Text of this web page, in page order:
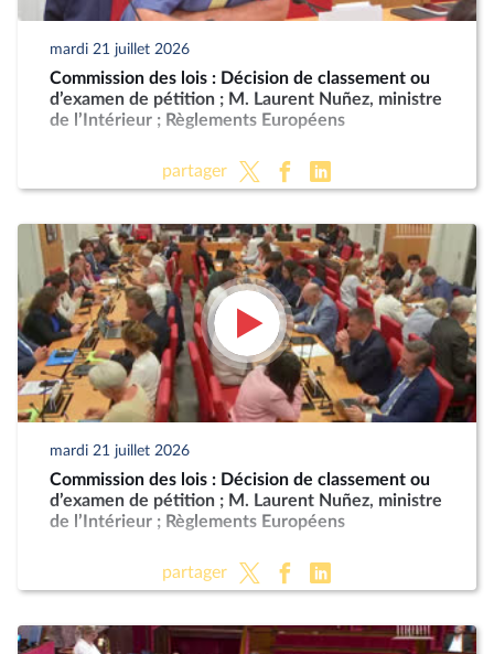
mardi 21 juillet 2026
Commission des lois : Décision de classement ou
d’examen de pétition ; M. Laurent Nuñez, ministre
de l’Intérieur ; Règlements Européens
partager
mardi 21 juillet 2026
Commission des lois : Décision de classement ou
d’examen de pétition ; M. Laurent Nuñez, ministre
de l’Intérieur ; Règlements Européens
partager